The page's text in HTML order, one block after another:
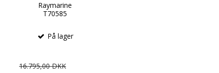
Raymarine
T70585
På lager
16.795,00 DKK